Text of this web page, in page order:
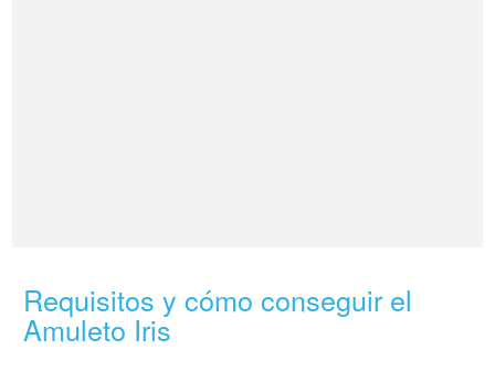
Requisitos y cómo conseguir el
Amuleto Iris